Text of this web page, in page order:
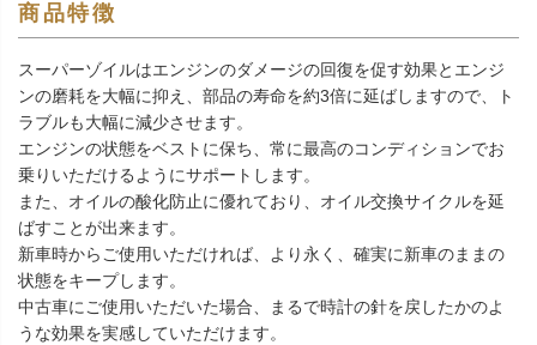
商品特徴
スーパーゾイルはエンジンのダメージの回復を促す効果とエンジ
ンの磨耗を大幅に抑え、部品の寿命を約3倍に延ばしますので、ト
ラブルも大幅に減少させます。
エンジンの状態をベストに保ち、常に最高のコンディションでお
乗りいただけるようにサポートします。
また、オイルの酸化防止に優れており、オイル交換サイクルを延
ばすことが出来ます。
新車時からご使用いただければ、より永く、確実に新車のままの
状態をキープします。
中古車にご使用いただいた場合、まるで時計の針を戻したかのよ
うな効果を実感していただけます。